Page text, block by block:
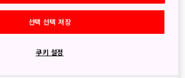
년 12월 28일(금) ~ 2019년 1월 18일
년 1월 23일(수)
선택 선택 저장
쿠키 설정